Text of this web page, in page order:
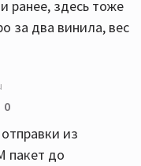
ранее, здесь тоже
за два винила, вес
0
из
пакет до